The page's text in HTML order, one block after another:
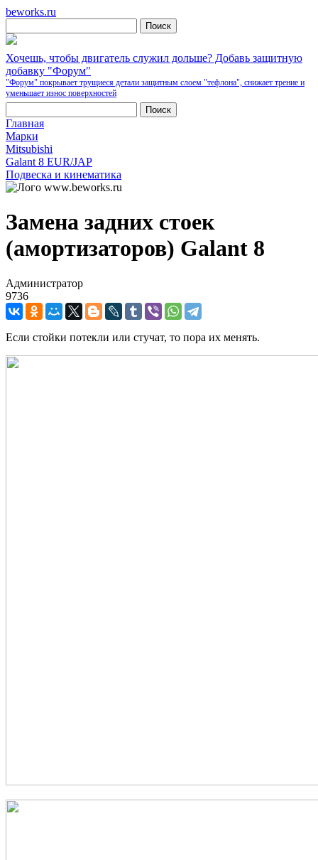
beworks.ru
Хочешь, чтобы двигатель служил дольше? Добавь защитную
добавку "Форум"
"Форум" покрывает трущиеся детали защитным слоем "тефлона", снижает трение и
уменьшает износ поверхностей
Главная
Марки
Mitsubishi
Galant 8 EUR/JAP
Подвеска и кинематика
Замена задних стоек
(амортизаторов) Galant 8
Администратор
9736
Если стойки потекли или стучат, то пора их менять.